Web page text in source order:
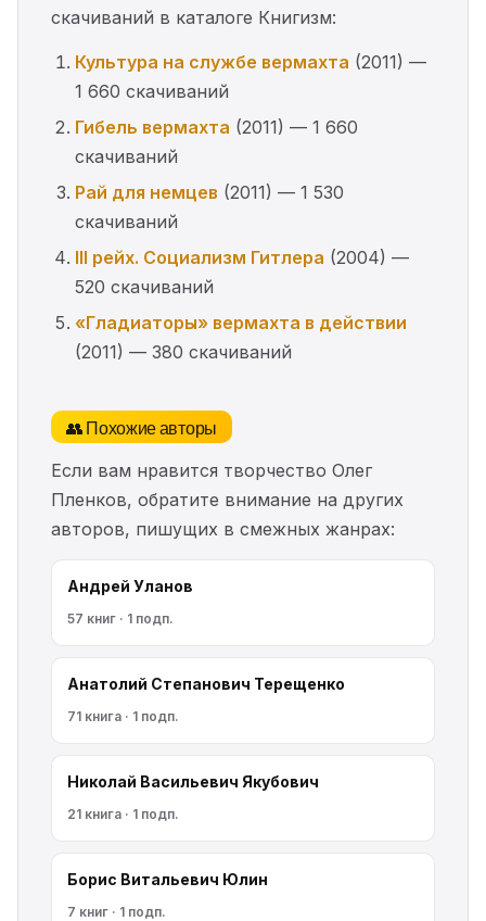
скачиваний в каталоге Книгизм:
Культура на службе вермахта (2011) —
1 660 скачиваний
Гибель вермахта (2011) — 1 660
скачиваний
Рай для немцев (2011) — 1 530
скачиваний
III рейх. Социализм Гитлера (2004) —
520 скачиваний
«Гладиаторы» вермахта в действии
(2011) — 380 скачиваний
👥 Похожие авторы
Если вам нравится творчество Олег
Пленков, обратите внимание на других
авторов, пишущих в смежных жанрах:
Андрей Уланов
57 книг · 1 подп.
Анатолий Степанович Терещенко
71 книга · 1 подп.
Николай Васильевич Якубович
21 книга · 1 подп.
Борис Витальевич Юлин
7 книг · 1 подп.